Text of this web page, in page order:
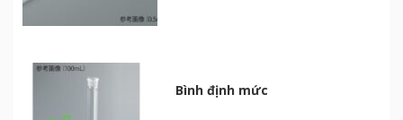
Bình định mức